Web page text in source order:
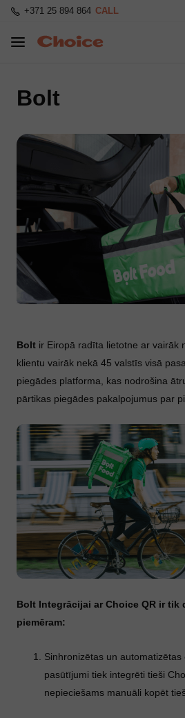
+371 25 894 864 CALL
Bolt
Bolt ir Eiropā radīta lietotne ar vairāk
klientu vairāk nekā 45 valstīs visā
piegādes platforma, kas nodrošina
pārtikas piegādes pakalpojumus par
Bolt Integrācijai ar Choice QR ir tik
piemēram:
Sinhronizētas un
pasūtījumi tiek integrēti tieši
nepieciešams manuāli kopēt